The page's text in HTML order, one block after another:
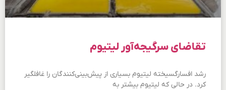
تقاضای سرگیجه‌آور لیتیوم
رشد افسارگسیخته لیتیوم بسیاری از پیش‌بینی‌کنندگان را غافلگیر
کرد. در حالی که لیتیوم بیشتر به